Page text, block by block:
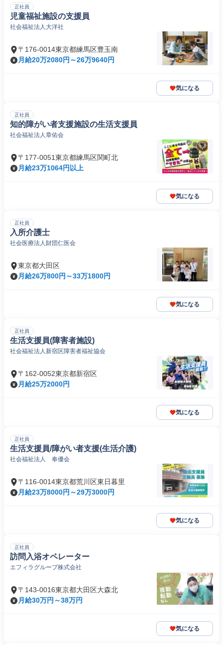
正社員
児童福祉施設の支援員
社会福祉法人大洋社
〒176-0014東京都練馬区豊玉南
月給20万2080円～26万9640円
気になる
正社員
知的障がい者支援施設の生活支援員
社会福祉法人章佑会
〒177-0051東京都練馬区関町北
月給23万1064円以上
気になる
正社員
入所介護士
社会医療法人財団仁医会
東京都大田区
月給26万800円～33万1800円
気になる
正社員
生活支援員(障害者施設)
社会福祉法人新宿区障害者福祉協会
〒162-0052東京都新宿区
月給25万2000円
気になる
正社員
生活支援員/障がい者支援(生活介護)
社会福祉法人 奉優会
〒116-0014東京都荒川区東日暮里
月給23万8000円～29万3000円
気になる
正社員
訪問入浴オペレーター
エフィラグループ株式会社
〒143-0016東京都大田区大森北
月給30万円～38万円
気になる